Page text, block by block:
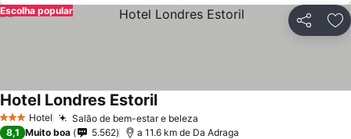
Partilhar
Escolha popular
3 EstrelasHotel Salão de bem-estar e beleza
Hotel Londres Estoril
8,1 Muito boa 5.562 a 11.6 km de Da Adraga